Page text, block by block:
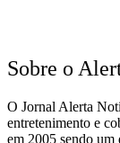
Sobre o
O Jornal Alerta
entretenimento e
em 2005 sendo